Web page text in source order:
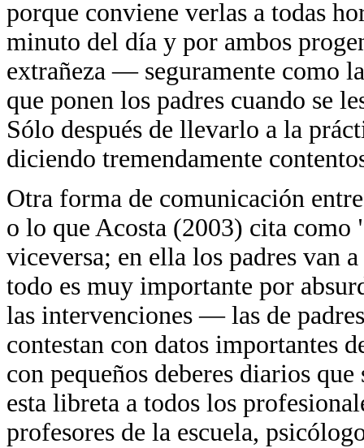
porque conviene verlas a todas
minuto del día y por ambos
extrañeza — seguramente como
que ponen los padres cuando se
Sólo después de llevarlo a la
diciendo tremendamente
Otra forma de comunicación
o lo que Acosta (2003) cita como
viceversa; en ella los padres van
todo es muy importante por
las intervenciones — las de
contestan con datos importantes
con pequeños deberes diarios
esta libreta a todos los
profesores de la escuela,